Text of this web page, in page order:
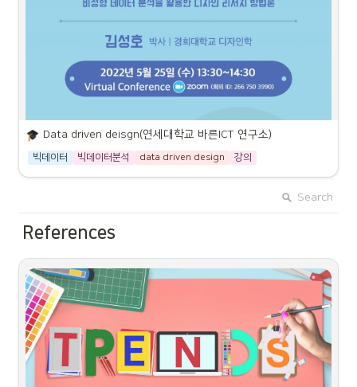
계, 렌더 등 디지털 디자인 기술을 연구할 것이다. 또한, 디자인 기
획과 아이디어 발굴, 디자인 프로세스와 기본 디자인 원리 등을 배
구현과 상호작용에 어떻게 기여하는지 알아볼 것이다.
디지털 렌더링 기초(Photoshop, Inllustrator 등)
2.
도면 드로잉 기초(AutoCAD)
판넬 및 장표 구성 기초(Photoshop, Inllustrator,
Powerpoint 등)
4. 아이디어 시각화
읽기 과제
평가 기준
강의 소개
으로 대표되는 4차 산업혁명을 맞이하고 있다. 최근 AI 기술의 발
전은 기업과 산업 현장에서 더욱 적극적으로 활용되면서, 디자인
분야에서도 높은 관심을 받고 있다. 이러한 변화에 맞추어 디자인
적 사고 (Design Thinking)는 단순한 문제 해결에서 더 나아가
새로운 부가가치 창출 및 비즈니스 모델 창출에도 핵심적인 역할
을 수행하고 있다.
본 수업에서는 이러한 변화에 맞춰 산업디자인의 기초를 배양함과
동시에, 시대적 흐름에 입각한 디자인적 사고 (Design Thinking)
를 강조하고자 한다. 이를 위해, 학생들은 디자인 기초 이론 및 기
법을 배우면서 동시에 다양한 산업 현장에서 발생하는 실제 문제
를 해결해 나가는 능력을 길러나갈 것이다. 특히, AI 분야에서의
새로운 기술과 도구들을 활용하여 문제 해결과 창의적인 디자인을
진행할 예정이다.
Data driven deisgn(연세대학교 바른ICT 연구소)
빅데이터 빅데이터분석 data driven design 강의
Search
References